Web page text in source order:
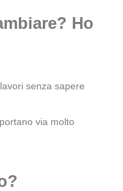
Ho
senza sapere
via molto